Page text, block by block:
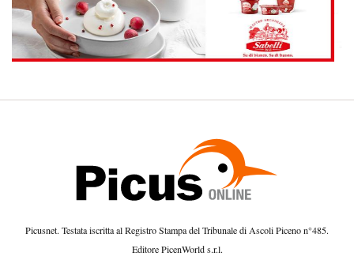
Picusnet. Testata iscritta al Registro Stampa del Tribunale di Ascoli Piceno n°485.
Editore PicenWorld s.r.l.